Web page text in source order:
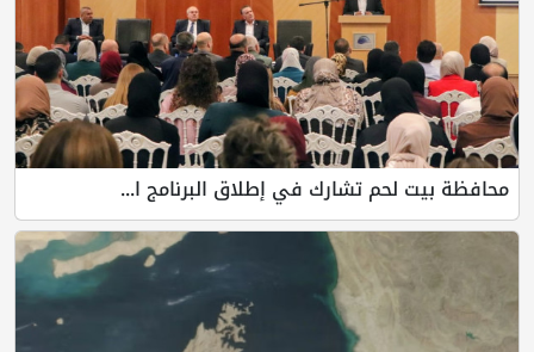
محافظة بيت لحم تشارك في إطلاق البرنامج ا...